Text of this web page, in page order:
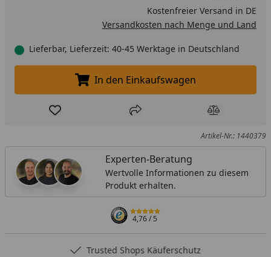
Kostenfreier Versand in DE
Versandkosten nach Menge und Land
Lieferbar, Lieferzeit: 40-45 Werktage in Deutschland
In den Einkaufswagen legen
In den Einkaufswagen
Produkt zur Wunschliste hinzufügen
Teilen Produkt
Artikel-Nr.: 1440379
Experten-Beratung
Wertvolle Informationen zu diesem
Produkt erhalten.
4,76/ 5
Rechnungskauf